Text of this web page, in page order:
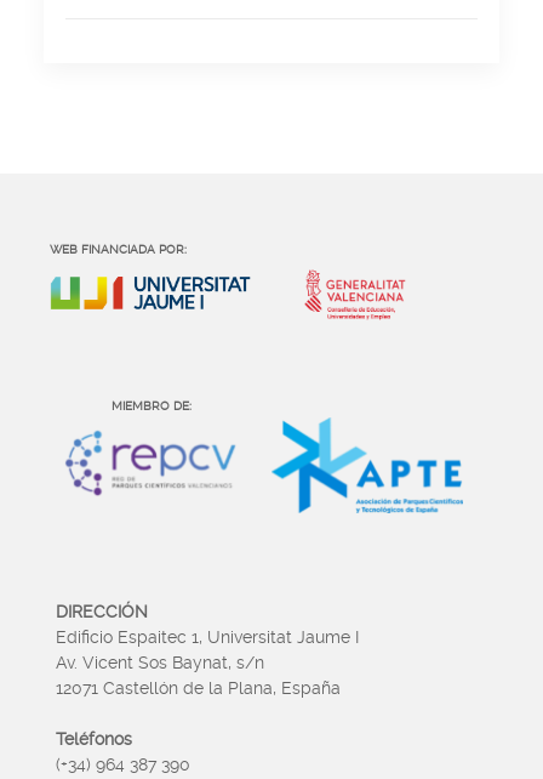
WEB FINANCIADA POR:
MIEMBRO DE:
DIRECCIÓN
Edificio Espaitec 1, Universitat Jaume I
Av. Vicent Sos Baynat, s/n
12071 Castellón de la Plana, España
Teléfonos
(+34) 964 387 390